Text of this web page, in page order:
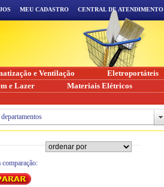
MEU CADASTRO CENTRAL DE ATENDIMENTO
e Ventilação Eletroportáteis
e Lazer
Materiais Elétricos